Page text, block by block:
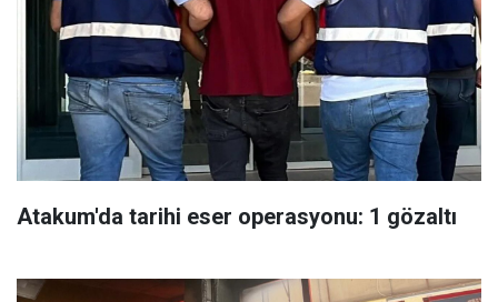
Atakum'da tarihi eser operasyonu: 1 gözaltı